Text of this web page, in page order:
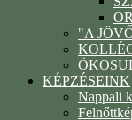
"A
KÉPZÉSEINK
Nappali